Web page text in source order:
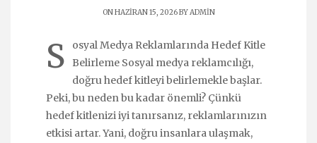
ON HAZIRAN 15, 2026 BYADMIN
S
osyal Medya Reklamlarında Hedef Kitle
Belirleme Sosyal medya reklamcılığı,
doğru hedef kitleyi belirlemekle başlar.
Peki, bu neden bu kadar önemli? Çünkü
hedef kitlenizi iyi tanırsanız, reklamlarınızın
etkisi artar. Yani, doğru insanlara ulaşmak,